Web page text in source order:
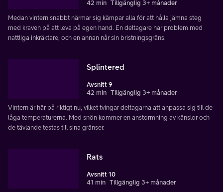
42 min Tillgänglig 3+ månader
Medan vintern snabbt närmar sig kämpar alla för att hålla jämna steg
med kraven på att leva på egen hand. En deltagare har problem med
nattliga inkräktare, och en annan når sin bristningsgräns.
Splintered
Avsnitt 9
42 min Tillgänglig 3+ månader
Vintern är här på riktigt nu, vilket tvingar deltagarna att anpassa sig till de
låga temperaturerna. Med snön kommer en anstormning av känslor och
de tävlande testas till sina gränser.
Rats
Avsnitt 10
41 min Tillgänglig 3+ månader